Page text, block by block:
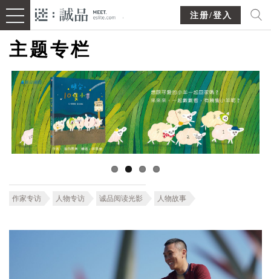
注册/登入
主题专栏
作家专访 人物专访 诚品阅读光影 人物故事